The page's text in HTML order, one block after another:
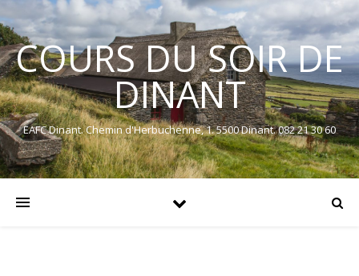
COURS DU SOIR DE
DINANT
EAFC Dinant. Chemin d'Herbuchenne, 1. 5500 Dinant. 082 21 30 60